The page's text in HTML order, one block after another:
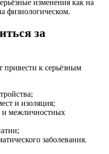
изменения как на
физиологическом.
за
к серьёзным
и изоляция;
и межличностных
заболевания.